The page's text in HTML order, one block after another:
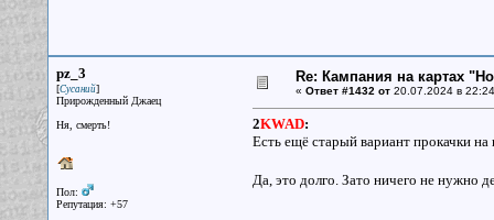
pz_3
[Сусаний]
Прирожденный Джаец
Ня, смерть!
Пол:
Репутация: +57
Re: Кампания на картах
« Ответ #1432 от20.07.2024 в
2KWAD:
Есть ещё старый вариант прокачки на
Да, это долго. Зато ничего не нужно